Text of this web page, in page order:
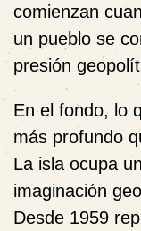
comienzan
un pueblo se
presión
En el fondo, lo
más profundo
La isla ocupa
imaginación
Desde 1959